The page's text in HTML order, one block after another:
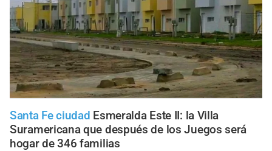
Santa Fe ciudad Esmeralda Este II: la Villa
Suramericana que después de los Juegos será
hogar de 346 familias